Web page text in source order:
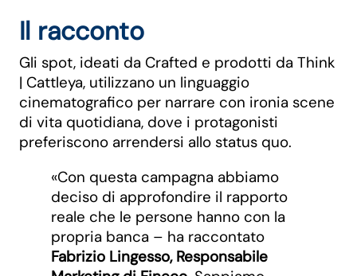
Il racconto
Gli spot, ideati da Crafted e prodotti da Think
| Cattleya, utilizzano un linguaggio
cinematografico per narrare con ironia scene
di vita quotidiana, dove i protagonisti
preferiscono arrendersi allo status quo.
«Con questa campagna abbiamo
deciso di approfondire il rapporto
reale che le persone hanno con la
propria banca – ha raccontato
Fabrizio Lingesso, Responsabile